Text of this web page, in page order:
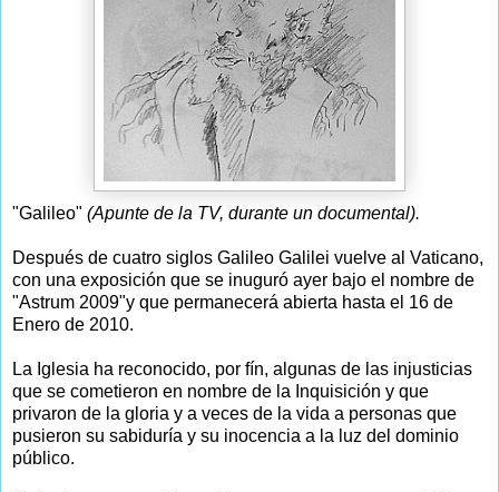
"Galileo" (Apunte de la TV, durante un documental).
Después de cuatro siglos Galileo Galilei vuelve al Vaticano,
con una exposición que se inuguró ayer bajo el nombre de
"Astrum 2009"y que permanecerá abierta hasta el 16 de
Enero de 2010.
La Iglesia ha reconocido, por fín, algunas de las injusticias
que se cometieron en nombre de la Inquisición y que
privaron de la gloria y a veces de la vida a personas que
pusieron su sabiduría y su inocencia a la luz del dominio
público.